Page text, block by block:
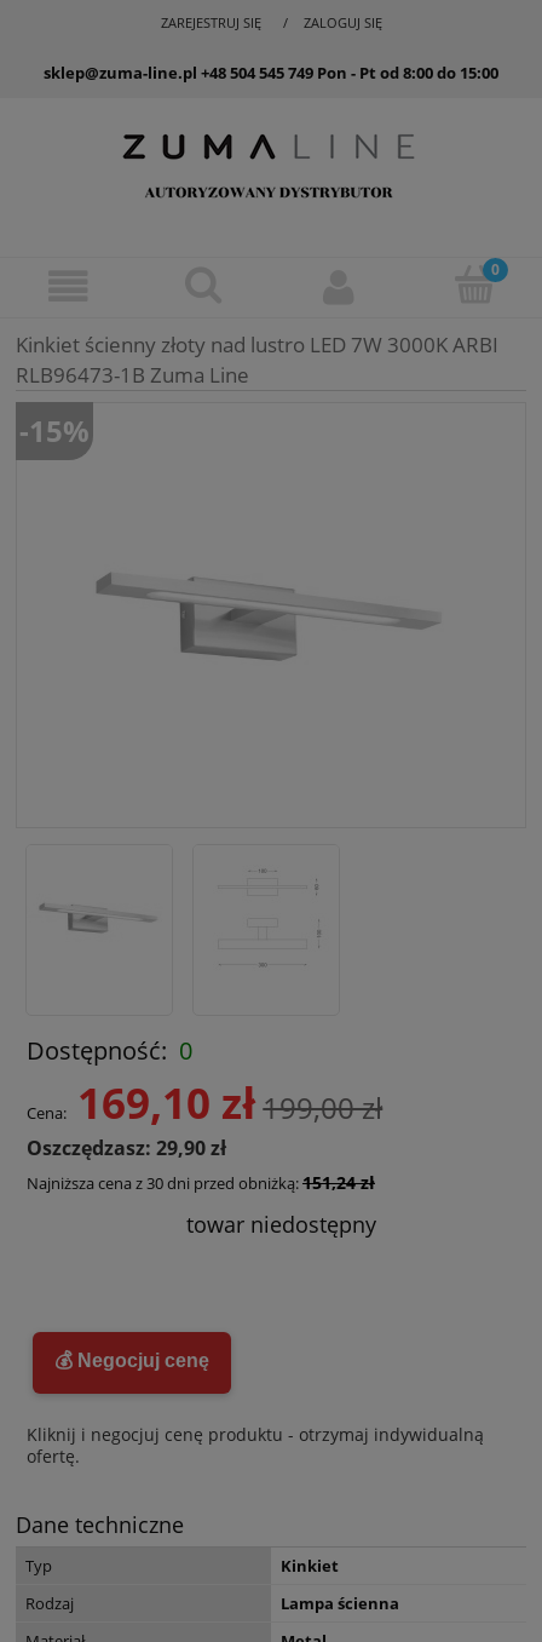
ZAREJESTRUJ SIĘ ZALOGUJ SIĘ
sklep@zuma-line.pl +48 504 545 749 Pon - Pt od 8:00 do 15:00
Kinkiet ścienny złoty nad lustro LED 7W 3000K ARBI
RLB96473-1B Zuma Line
-15%
Dostępność: 0
Cena: 169,10 zł199,00 zł
Oszczędzasz: 29,90 zł
Najniższa cena z 30 dni przed obniżką:151,24 zł
towar niedostępny
💰 Negocjuj cenę
Kliknij i negocjuj cenę produktu - otrzymaj indywidualną
ofertę.
Dane techniczne
Typ
Kinkiet
Rodzaj
Lampa ścienna